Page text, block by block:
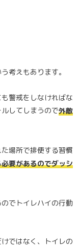
考えもあります。
警戒をしなければな
してしまうので外敵
場所で排便する習慣
要があるのでダッシ
でトイレハイの行動
ではなく、トイレの